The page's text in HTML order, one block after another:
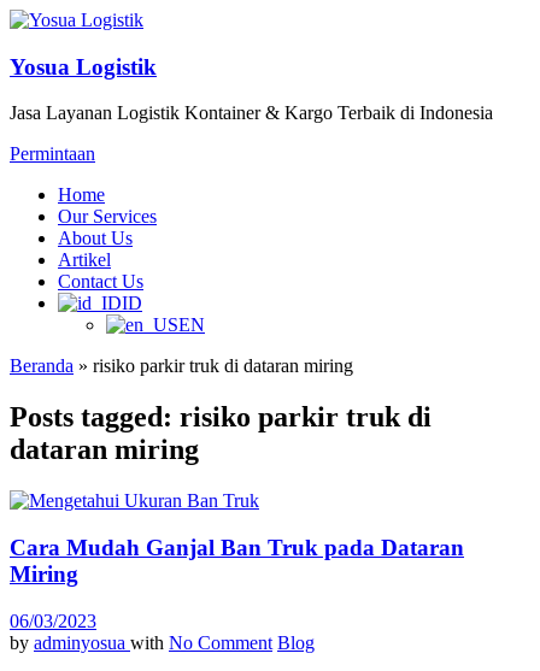
Yosua Logistik
Jasa Layanan Logistik Kontainer & Kargo Terbaik di Indonesia
Permintaan
Home
Our Services
About Us
Artikel
Contact Us
ID
EN
Beranda » risiko parkir truk di dataran miring
Posts tagged: risiko parkir truk di
dataran miring
Cara Mudah Ganjal Ban Truk pada Dataran
Miring
06/03/2023
by adminyosua with No Comment Blog